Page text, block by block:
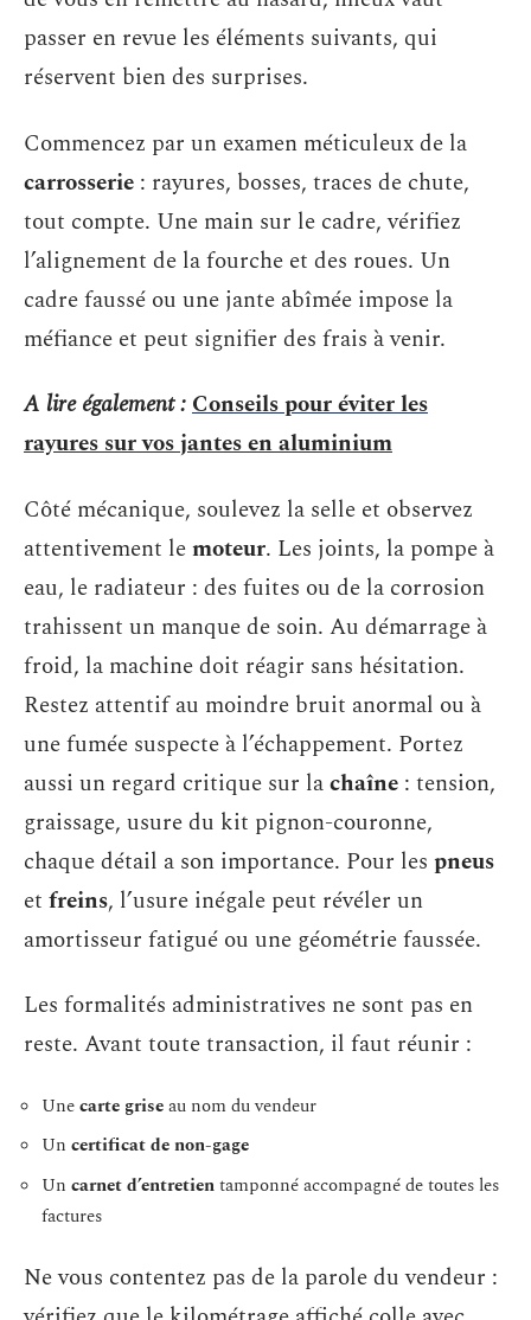
passer en revue les éléments suivants, qui
réservent bien des surprises.
Commencez par un examen méticuleux de la
carrosserie : rayures, bosses, traces de chute,
tout compte. Une main sur le cadre, vérifiez
l’alignement de la fourche et des roues. Un
cadre faussé ou une jante abîmée impose la
méfiance et peut signifier des frais à venir.
A lire également :Conseils pour éviter les
rayures sur vos jantes en aluminium
Côté mécanique, soulevez la selle et observez
attentivement lemoteur. Les joints, la pompe à
eau, le radiateur : des fuites ou de la corrosion
trahissent un manque de soin. Au démarrage à
froid, la machine doit réagir sans hésitation.
Restez attentif au moindre bruit anormal ou à
une fumée suspecte à l’échappement. Portez
aussi un regard critique sur lachaîne : tension,
graissage, usure du kit pignon-couronne,
chaque détail a son importance. Pour les pneus
et freins, l’usure inégale peut révéler un
amortisseur fatigué ou une géométrie faussée.
Les formalités administratives ne sont pas en
reste. Avant toute transaction, il faut réunir :
Unecarte griseau nom du vendeur
Un certificat de non-gage
Un carnet d’entretientamponné accompagné de toutes les
factures
Ne vous contentez pas de la parole du vendeur :